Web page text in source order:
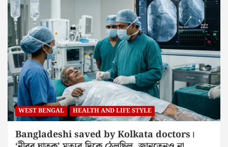
WEST BENGAL HEALTH AND LIFE STYLE
Bangladeshi saved by Kolkata doctors।